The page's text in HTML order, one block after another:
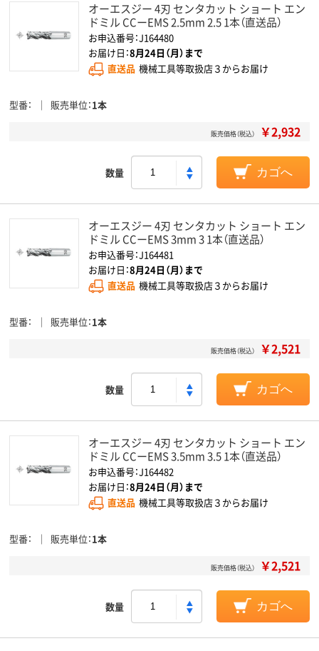
オーエスジー 4刃 センタカット ショート エン
ドミル CCーEMS 2.5mm 2.5 1本（直送品）
お申込番号：J164480
お届け日：8月24日（月）まで
直送品 機械工具等取扱店３からお届け
型番 販売単位 1本
販売価格（税込） ￥2,932
数量 カゴへ
オーエスジー 4刃 センタカット ショート エン
ドミル CCーEMS 3mm 3 1本（直送品）
お申込番号：J164481
お届け日：8月24日（月）まで
直送品 機械工具等取扱店３からお届け
型番 販売単位 1本
販売価格（税込） ￥2,521
数量 カゴへ
オーエスジー 4刃 センタカット ショート エン
ドミル CCーEMS 3.5mm 3.5 1本（直送品）
お申込番号：J164482
お届け日：8月24日（月）まで
直送品 機械工具等取扱店３からお届け
型番 販売単位 1本
販売価格（税込） ￥2,521
数量 カゴへ